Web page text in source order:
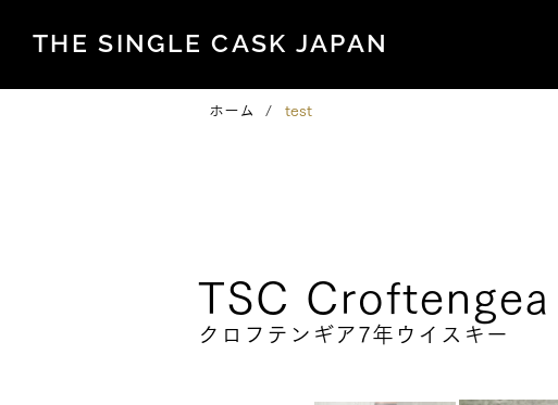
THE SINGLE CASK JAPAN
ホーム / test
TSC Croftengea
クロフテンギア7年ウイスキー